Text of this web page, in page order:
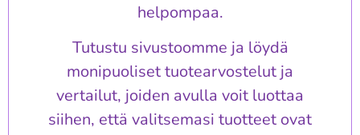
helpompaa.
Tutustu sivustoomme ja löydä
monipuoliset tuotearvostelut ja
vertailut, joiden avulla voit luottaa
siihen, että valitsemasi tuotteet ovat